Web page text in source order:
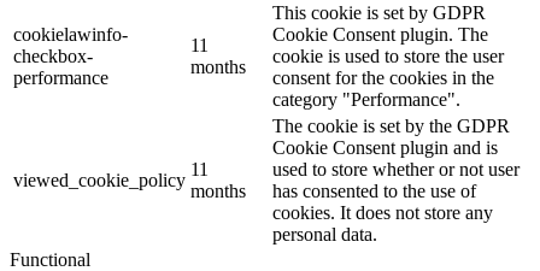
cookielawinfo-
checkbox-
performance
11
months
This cookie is set by GDPR
Cookie Consent plugin. The
cookie is used to store the user
consent for the cookies in the
category "Performance".
viewed_cookie_policy
11
months
The cookie is set by the GDPR
Cookie Consent plugin and is
used to store whether or not user
has consented to the use of
cookies. It does not store any
personal data.
Functional